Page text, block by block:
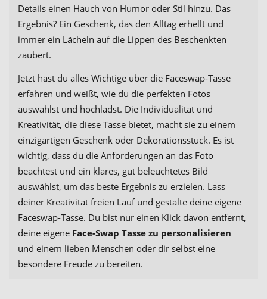
Details einen Hauch von Humor oder Stil hinzu. Das
Ergebnis? Ein Geschenk, das den Alltag erhellt und
immer ein Lächeln auf die Lippen des Beschenkten
zaubert.
Jetzt hast du alles Wichtige über die Faceswap-Tasse
erfahren und weißt, wie du die perfekten Fotos
auswählst und hochlädst. Die Individualität und
Kreativität, die diese Tasse bietet, macht sie zu einem
einzigartigen Geschenk oder Dekorationsstück. Es ist
wichtig, dass du die Anforderungen an das Foto
beachtest und ein klares, gut beleuchtetes Bild
auswählst, um das beste Ergebnis zu erzielen. Lass
deiner Kreativität freien Lauf und gestalte deine eigene
Faceswap-Tasse. Du bist nur einen Klick davon entfernt,
deine eigene Face-Swap Tasse zu personalisieren
und einem lieben Menschen oder dir selbst eine
besondere Freude zu bereiten.